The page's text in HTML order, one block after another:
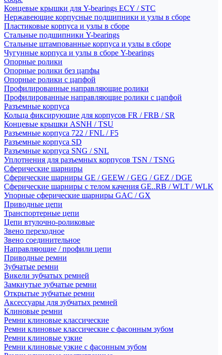
Концевые крышки для Y-bearings ECY / STC
Нержавеющие корпусные подшипники и узлы в сборе
Пластиковые корпуса и узлы в сборе
Стальные подшипники Y-bearings
Стальные штампованные корпуса и узлы в сборе
Чугунные корпуса и узлы в сборе Y-bearings
Опорные ролики
Опорные ролики без цапфы
Опорные ролики с цапфой
Профилированные направляющие ролики
Профилированные направляющие ролики с цапфой
Разъемные корпуса
Кольца фиксирующие для корпусов FR / FRB / SR
Концевые крышки ASNH / TSU
Разъемные корпуса 722 / FNL / F5
Разъемные корпуса SD
Разъемные корпуса SNG / SNL
Уплотнения для разъемных корпусов TSN / TSNG
Сферические шарниры
Сферические шарниры GE / GEEW / GEG / GEZ / DGE
Сферические шарниры с телом качения GE..RB / WLT / WLK
Упорные сферические шарниры GAC / GX
Приводные цепи
Транспортерные цепи
Цепи втулочно-роликовые
Звено переходное
Звено соединительное
Направляющие / профили цепи
Приводные ремни
Зубчатые ремни
Викели зубчатых ремней
Замкнутые зубчатые ремни
Открытые зубчатые ремни
Аксессуары для зубчатых ремней
Клиновые ремни
Ремни клиновые классические
Ремни клиновые классические с фасонным зубом
Ремни клиновые узкие
Ремни клиновые узкие с фасонным зубом